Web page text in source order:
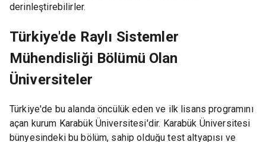
derinleştirebilirler.
Türkiye'de Raylı Sistemler
Mühendisliği Bölümü Olan
Üniversiteler
Türkiye'de bu alanda öncülük eden ve ilk lisans programını
açan kurum Karabük Üniversitesi'dir. Karabük Üniversitesi
bünyesindeki bu bölüm, sahip olduğu test altyapısı ve